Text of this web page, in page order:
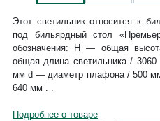
Этот светильник относится к
под бильярдный стол
обозначения: Н — общая
общая длина светильника /
мм d — диаметр плафона / 500
640 мм . .
Подробнее о товаре